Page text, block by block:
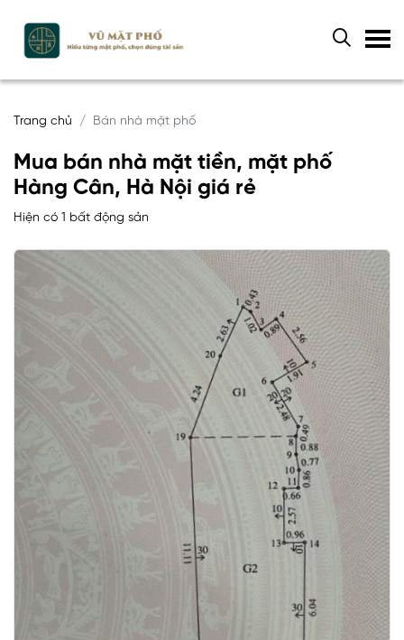
Trang chủ Bán nhà mặt phố
Mua bán nhà mặt tiền, mặt phố
Hàng Cân, Hà Nội giá rẻ
Hiện có 1 bất động sản